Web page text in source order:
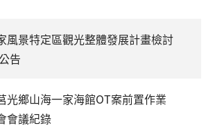
風景特定區觀光整體發展計畫檢討
告
光鄉山海一家海館OT案前置作業
會議紀錄